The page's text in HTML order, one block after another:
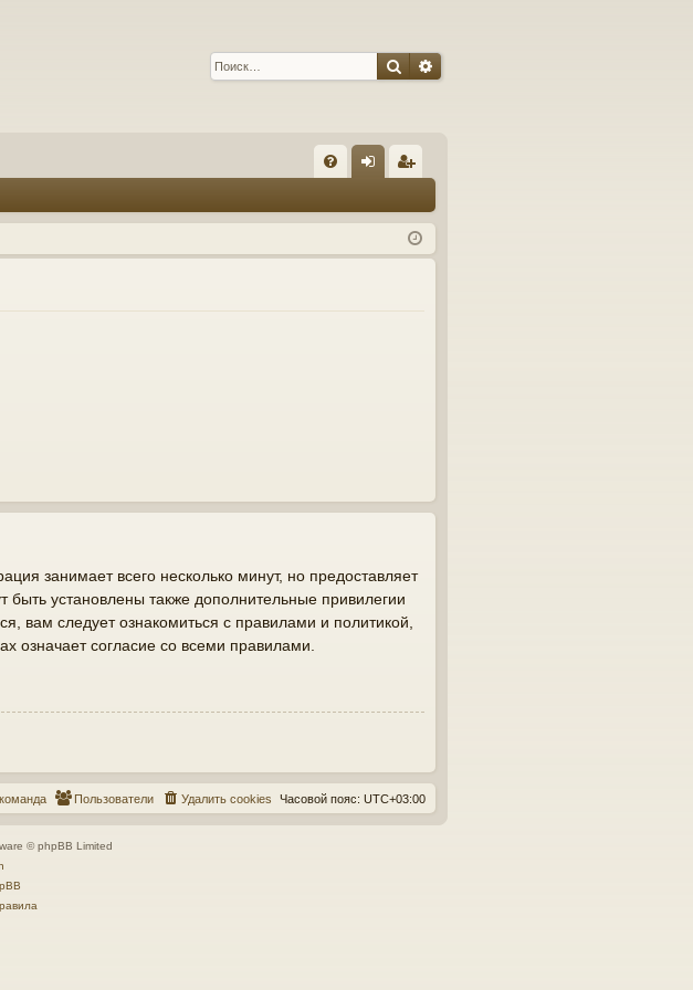
ПоискРасширенный поиск
Q д ис
тр
занимает всего несколько минут, но предоставляет
установлены также дополнительные привилегии
вам следует ознакомиться с правилами и политикой,
означает согласие со всеми правилами.
Часовой пояс: UTC+03:00
Удалить cookies
Пользователи
© phpBB Limited